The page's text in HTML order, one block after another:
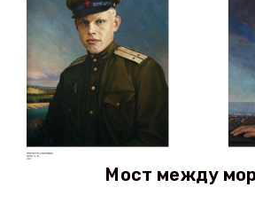
Мост между